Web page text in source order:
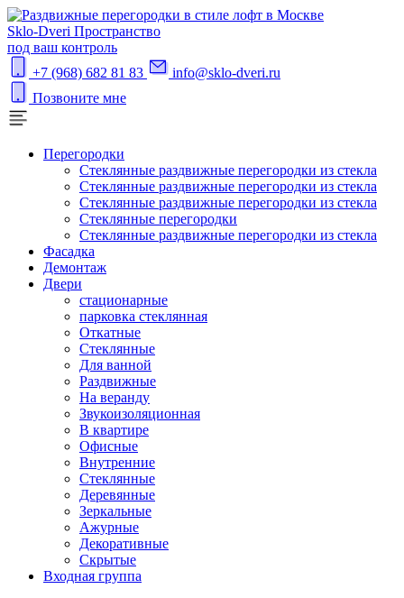
Sklo-Dveri Пространство
под ваш контроль
+7 (968) 682 81 83
info@sklo-dveri.ru
Позвоните мне
Перегородки
Стеклянные раздвижные перегородки из стекла
Стеклянные раздвижные перегородки из стекла
Стеклянные раздвижные перегородки из стекла
Стеклянные перегородки
Стеклянные раздвижные перегородки из стекла
Фасадка
Демонтаж
Двери
стационарные
парковка стеклянная
Откатные
Стеклянные
Для ванной
Раздвижные
На веранду
Звукоизоляционная
В квартире
Офисные
Внутренние
Стеклянные
Деревянные
Зеркальные
Ажурные
Декоративные
Скрытые
Входная группа